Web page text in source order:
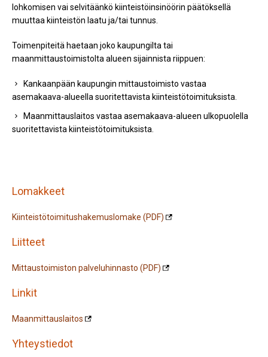
lohkomisen vai selvitäänkö kiinteistöinsinöörin päätöksellä
muuttaa kiinteistön laatu ja/tai tunnus.
Toimenpiteitä haetaan joko kaupungilta tai
maanmittaustoimistolta alueen sijainnista riippuen:
Kankaanpään kaupungin mittaustoimisto vastaa
asemakaava-alueella suoritettavista kiinteistötoimituksista.
Maanmittauslaitos vastaa asemakaava-alueen ulkopuolella
suoritettavista kiinteistötoimituksista.
Lomakkeet
Kiinteistötoimitushakemuslomake (PDF)
Liitteet
Mittaustoimiston palveluhinnasto (PDF)
Linkit
Maanmittauslaitos
Yhteystiedot